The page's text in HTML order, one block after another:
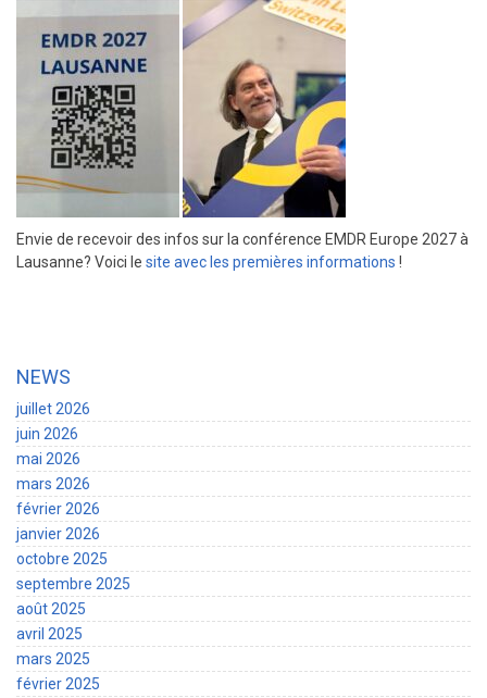
Envie de recevoir des infos sur la conférence EMDR Europe 2027 à
Lausanne? Voici le site avec les premières informations !
NEWS
juillet 2026
juin 2026
mai 2026
mars 2026
février 2026
janvier 2026
octobre 2025
septembre 2025
août 2025
avril 2025
mars 2025
février 2025